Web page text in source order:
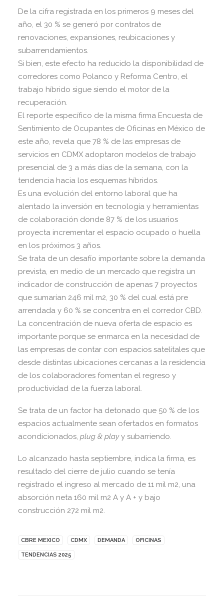
De la cifra registrada en los primeros 9 meses del
año, el 30 % se generó por contratos de
renovaciones, expansiones, reubicaciones y
subarrendamientos.
Si bien, este efecto ha reducido la disponibilidad de
corredores como Polanco y Reforma Centro, el
trabajo híbrido sigue siendo el motor de la
recuperación.
El reporte específico de la misma firma Encuesta de
Sentimiento de Ocupantes de Oficinas en México de
este año, revela que 78 % de las empresas de
servicios en CDMX adoptaron modelos de trabajo
presencial de 3 a más días de la semana, con la
tendencia hacia los esquemas híbridos.
Es una evolución del entorno laboral que ha
alentado la inversión en tecnología y herramientas
de colaboración donde 87 % de los usuarios
proyecta incrementar el espacio ocupado o huella
en los próximos 3 años.
Se trata de un desafío importante sobre la demanda
prevista, en medio de un mercado que registra un
indicador de construcción de apenas 7 proyectos
que sumarían 246 mil m2, 30 % del cual está pre
arrendada y 60 % se concentra en el corredor CBD.
La concentración de nueva oferta de espacio es
importante porque se enmarca en la necesidad de
las empresas de contar con espacios satelitales que
desde distintas ubicaciones cercanas a la residencia
de los colaboradores fomentan el regreso y
productividad de la fuerza laboral.
Se trata de un factor ha detonado que 50 % de los
espacios actualmente sean ofertados en formatos
acondicionados, plug & playy subarriendo.
Lo alcanzado hasta septiembre, indica la firma, es
resultado del cierre de julio cuando se tenía
registrado el ingreso al mercado de 11 mil m2, una
absorción neta 160 mil m2 A y A + y bajo
construcción 272 mil m2.
CBRE MEXICO CDMX DEMANDA OFICINAS
TENDENCIAS 2025